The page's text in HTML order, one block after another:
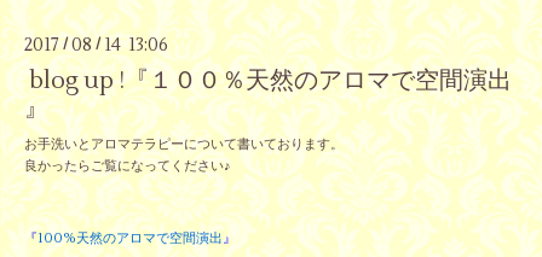
2017/08 /14 13:06
blog up !『１００％天然のアロマで空間演出
』
お手洗いとアロマテラピーについて書いております。
良かったらご覧になってください♪
『100%天然のアロマで空間演出』